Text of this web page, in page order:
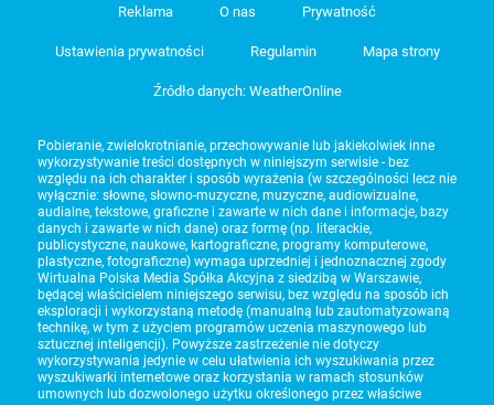
Reklama O nas Prywatność
Ustawienia prywatności Regulamin Mapa strony
Źródło danych: WeatherOnline
Pobieranie, zwielokrotnianie, przechowywanie lub jakiekolwiek inne
wykorzystywanie treści dostępnych w niniejszym serwisie - bez
względu na ich charakter i sposób wyrażenia (w szczególności lecz nie
wyłącznie: słowne, słowno-muzyczne, muzyczne, audiowizualne,
audialne, tekstowe, graficzne i zawarte w nich dane i informacje, bazy
danych i zawarte w nich dane) oraz formę (np. literackie,
publicystyczne, naukowe, kartograficzne, programy komputerowe,
plastyczne, fotograficzne) wymaga uprzedniej i jednoznacznej zgody
Wirtualna Polska Media Spółka Akcyjna z siedzibą w Warszawie,
będącej właścicielem niniejszego serwisu, bez względu na sposób ich
eksploracji i wykorzystaną metodę (manualną lub zautomatyzowaną
technikę, w tym z użyciem programów uczenia maszynowego lub
sztucznej inteligencji). Powyższe zastrzeżenie nie dotyczy
wykorzystywania jedynie w celu ułatwienia ich wyszukiwania przez
wyszukiwarki internetowe oraz korzystania w ramach stosunków
umownych lub dozwolonego użytku określonego przez właściwe